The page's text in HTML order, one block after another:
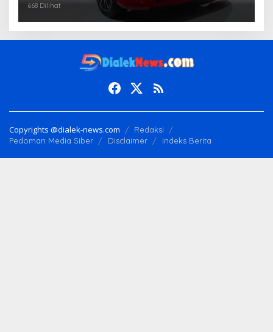
668 Dilihat
Copyrights @dialek-news.com
Redaksi
Pedoman Media Siber
Disclaimer Indeks Berita